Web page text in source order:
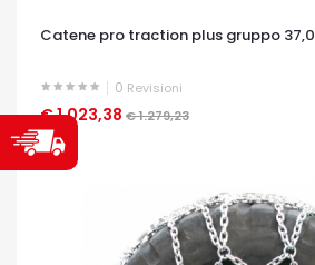
Catene pro traction plus gruppo 37,0
0 Revisioni
€ 1.023,38 € 1.279,23
OCCHIATA VELOCE